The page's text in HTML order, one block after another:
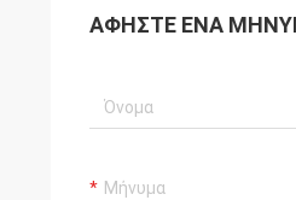
ΑΦΉΣΤΕ ΈΝΑ